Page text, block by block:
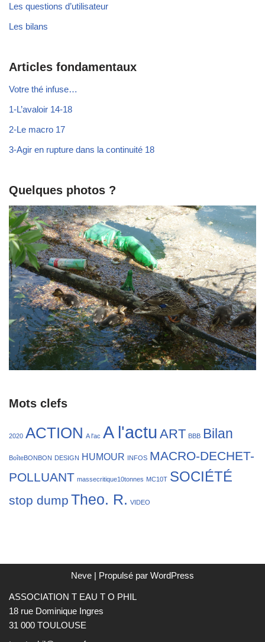
Les questions d’utilisateur
Les bilans
Articles fondamentaux
Votre thé infuse…
1-L’avaloir 14-18
2-Le macro 17
3-Agir en rupture dans la continuité 18
Quelques photos ?
Mots clefs
2020 ACTION A l'ac A l'actu ART BBB Bilan
BoîteBONBON DESIGN HUMOUR INFOS MACRO-DECHET-
POLLUANT massecritique10tonnes MC10T SOCIÉTÉ
stop dump Theo. R. VIDEO
Neve | Propulsé par WordPress
ASSOCIATION T EAU T O PHIL
18 rue Dominique Ingres
31 000 TOULOUSE